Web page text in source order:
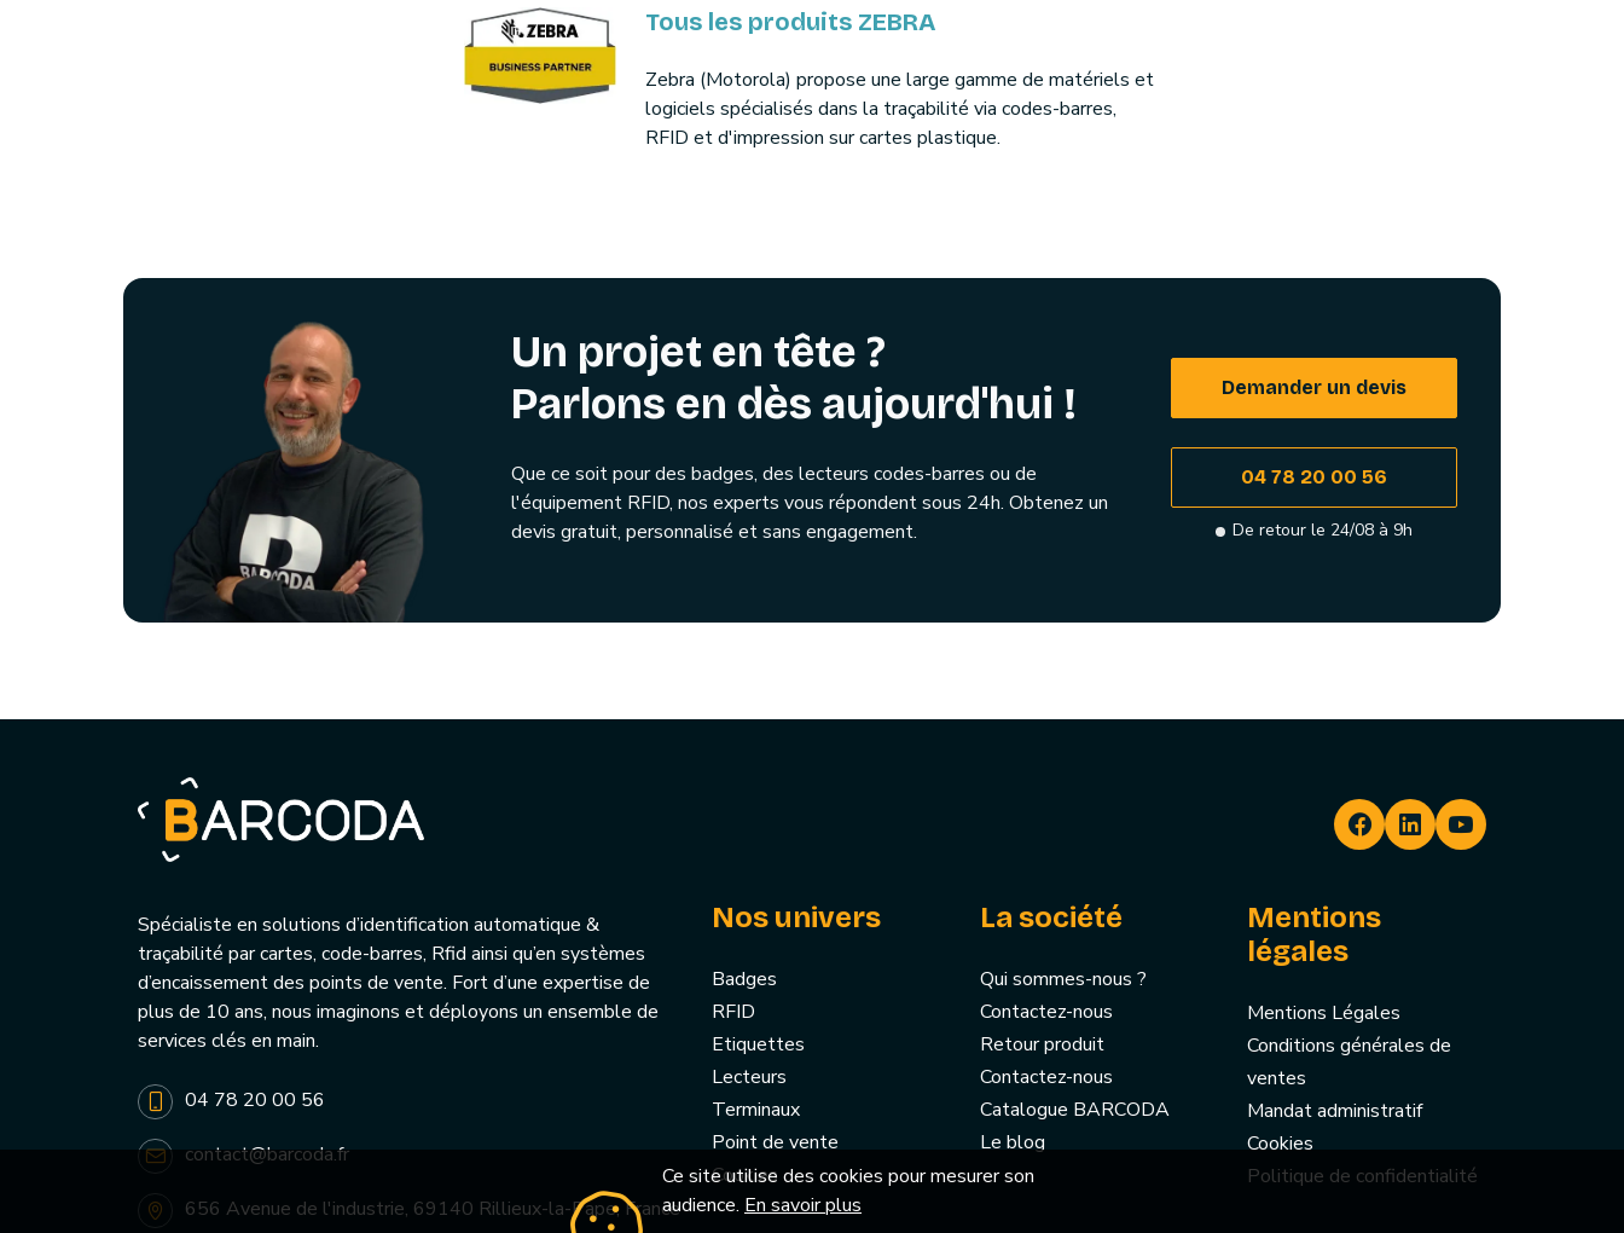
Tous les produits ZEBRA
Zebra (Motorola) propose une large gamme de matériels et
logiciels spécialisés dans la traçabilité via codes-barres,
RFID et d'impression sur cartes plastique.
Un projet en tête ?
Parlons en dès aujourd'hui !
Que ce soit pour des badges, des lecteurs codes-barres ou de
l'équipement RFID, nos experts vous répondent sous 24h. Obtenez un
devis gratuit, personnalisé et sans engagement.
Demander un devis
04 78 20 00 56
De retour le 24/08 à 9h
Spécialiste en solutions d’identification automatique &
traçabilité par cartes, code-barres, Rfid ainsi qu’en systèmes
d’encaissement des points de vente. Fort d’une expertise de
plus de 10 ans, nous imaginons et déployons un ensemble de
services clés en main.
04 78 20 00 56
contact@barcoda.fr
656 Avenue de l'industrie, 69140 Rillieux-la-Pape, France
Nos univers
Badges
RFID
Etiquettes
Lecteurs
Terminaux
Point de vente
Cookies
La société
Qui sommes-nous ?
Contactez-nous
Retour produit
Contactez-nous
Catalogue BARCODA
Le blog
Mentions
légales
Mentions Légales
Conditions générales de
ventes
Mandat administratif
Cookies
Politique de confidentialité
Ce site utilise des cookies pour mesurer son
audience. En savoir plus